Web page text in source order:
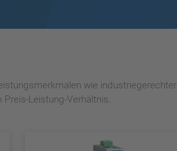
wie industriegerechter
Leistung-Verhältnis.